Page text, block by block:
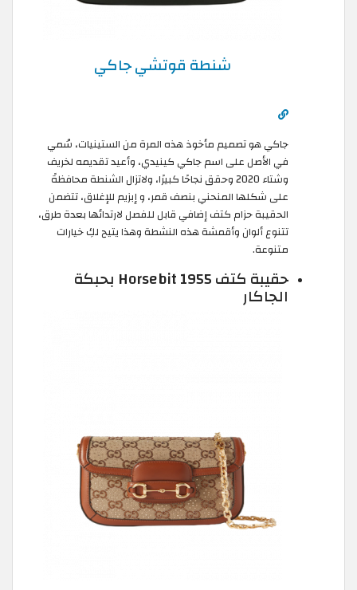
شنطة قوتشي جاكي
جاكي هو تصميم مأخوذ هذه المرة من الستينيات، سُمي
في الأصل على اسم جاكي كينيدي، وأعيد تقديمه لخريف
وشتاء 2020 وحقق نجاحًا كبيرًا، ولاتزال الشنطة محافظةً
على شكلها المنحني بنصف قمر، و إبزيم للإغلاق، تتضمن
الحقيبة حزام كتف إضافي قابل للفصل لارتدائها بعدة طرق،
تتنوع ألوان وأقمشة هذه النشطة وهذا يتيح لكِ خيارات
متنوعة.
حقيبة كتف Horsebit 1955 بحبكة
الجاكار